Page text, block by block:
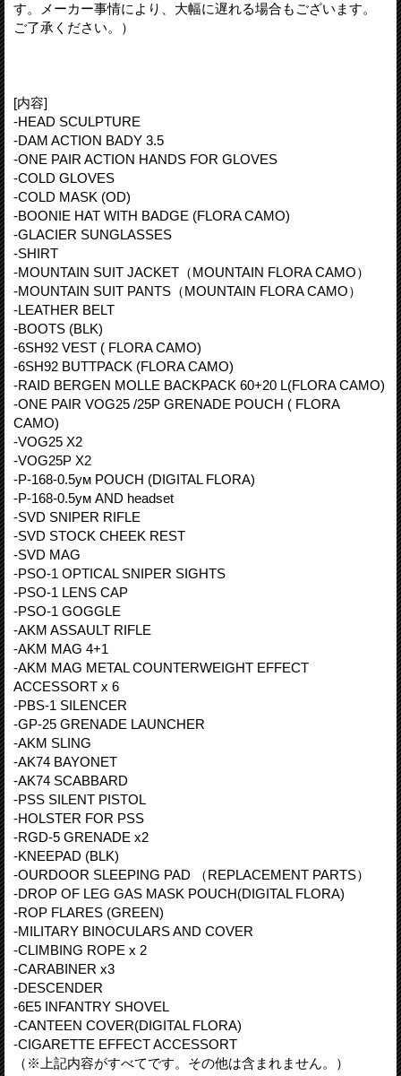
す。メーカー事情により、大幅に遅れる場合もございます。
ご了承ください。）
[内容]
-HEAD SCULPTURE
-DAM ACTION BADY 3.5
-ONE PAIR ACTION HANDS FOR GLOVES
-COLD GLOVES
-COLD MASK (OD)
-BOONIE HAT WITH BADGE (FLORA CAMO)
-GLACIER SUNGLASSES
-SHIRT
-MOUNTAIN SUIT JACKET（MOUNTAIN FLORA CAMO）
-MOUNTAIN SUIT PANTS（MOUNTAIN FLORA CAMO）
-LEATHER BELT
-BOOTS (BLK)
-6SH92 VEST ( FLORA CAMO)
-6SH92 BUTTPACK (FLORA CAMO)
-RAID BERGEN MOLLE BACKPACK 60+20 L(FLORA CAMO)
-ONE PAIR VOG25 /25P GRENADE POUCH ( FLORA
CAMO)
-VOG25 X2
-VOG25P X2
-Р-168-0.5ум POUCH (DIGITAL FLORA)
-Р-168-0.5ум AND headset
-SVD SNIPER RIFLE
-SVD STOCK CHEEK REST
-SVD MAG
-PSO-1 OPTICAL SNIPER SIGHTS
-PSO-1 LENS CAP
-PSO-1 GOGGLE
-AKM ASSAULT RIFLE
-AKM MAG 4+1
-AKM MAG METAL COUNTERWEIGHT EFFECT
ACCESSORT x 6
-PBS-1 SILENCER
-GP-25 GRENADE LAUNCHER
-AKM SLING
-AK74 BAYONET
-AK74 SCABBARD
-PSS SILENT PISTOL
-HOLSTER FOR PSS
-RGD-5 GRENADE x2
-KNEEPAD (BLK)
-OURDOOR SLEEPING PAD （REPLACEMENT PARTS）
-DROP OF LEG GAS MASK POUCH(DIGITAL FLORA)
-ROP FLARES (GREEN)
-MILITARY BINOCULARS AND COVER
-CLIMBING ROPE x 2
-CARABINER x3
-DESCENDER
-6E5 INFANTRY SHOVEL
-CANTEEN COVER(DIGITAL FLORA)
-CIGARETTE EFFECT ACCESSORT
（※上記内容がすべてです。その他は含まれません。）